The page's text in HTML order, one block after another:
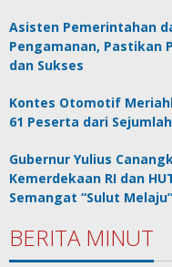
Asisten Pemerintahan
Pengamanan, Pastikan
dan Sukses
Kontes Otomotif
61 Peserta dari
Gubernur Yulius
Kemerdekaan RI dan
Semangat “Sulut Melaju”
BERITA MINUT